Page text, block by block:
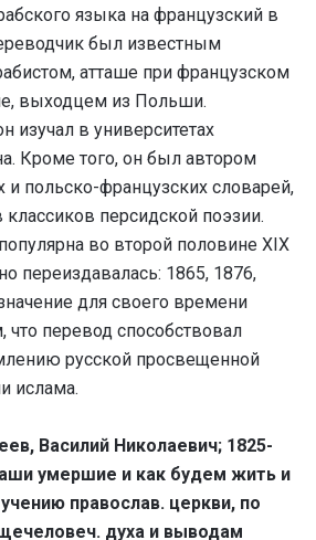
языка на французский в
был известным
атташе при французском
выходцем из Польши.
изучал в университетах
Кроме того, он был автором
и польско-французских словарей,
персидской поэзии.
во второй половине ХIХ
переиздавалась: 1865, 1876,
для своего времени
что перевод способствовал
русской просвещенной
ислама.
Василий Николаевич; 1825-
умершие и как будем жить и
православ. церкви, по
духа и выводам